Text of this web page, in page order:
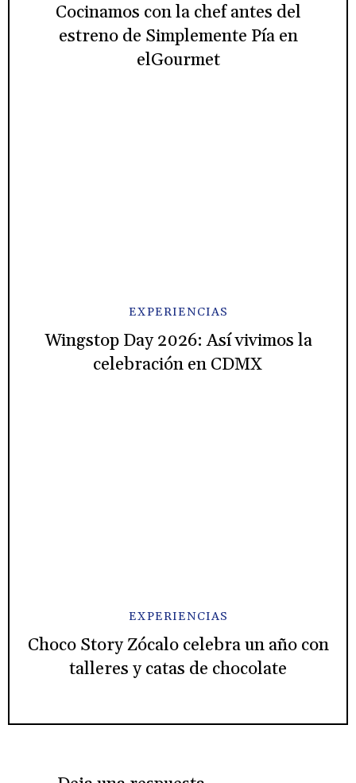
Cocinamos con la chef antes del
estreno de Simplemente Pía en
elGourmet
EXPERIENCIAS
Wingstop Day 2026: Así vivimos la
celebración en CDMX
EXPERIENCIAS
Choco Story Zócalo celebra un año con
talleres y catas de chocolate